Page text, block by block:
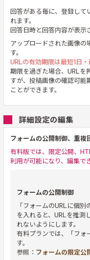
回答がある毎に、登録して
れます。
回答日時と回答内容が表示
アップロードされた画像の
す。
URLの有効期限は最短1日
期限を過ぎた場合、URLを
すが、投稿画像の確認可能
ことができます。
詳細設定の編集
フォームの公開制御、重複
有料版では、限定公開、
利用が可能になり、編集で
フォームの公開制御
「フォームのURLに個
を入れると、URLを推測
れないようにします。
有料プランでは、「フォ
す。
参照： フォームの限定公